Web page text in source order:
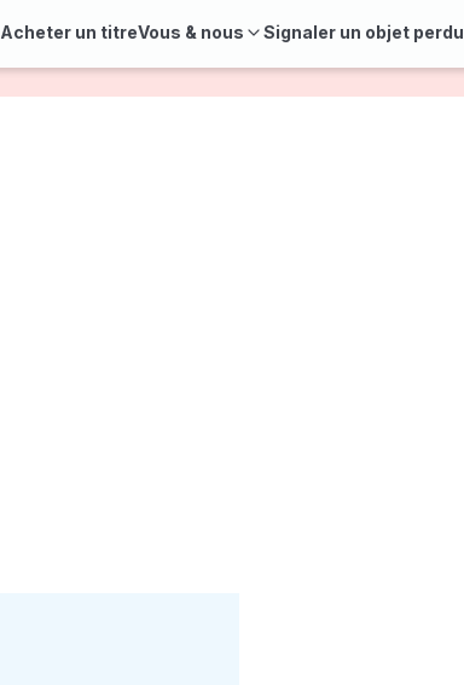
Acheter un titreVous & nous Signaler un objet perdu